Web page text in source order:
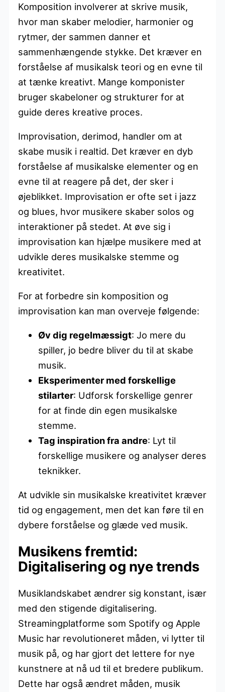
Komposition involverer at skrive musik,
hvor man skaber melodier, harmonier og
rytmer, der sammen danner et
sammenhængende stykke. Det kræver en
forståelse af musikalsk teori og en evne til
at tænke kreativt. Mange komponister
bruger skabeloner og strukturer for at
guide deres kreative proces.
Improvisation, derimod, handler om at
skabe musik i realtid. Det kræver en dyb
forståelse af musikalske elementer og en
evne til at reagere på det, der sker i
øjeblikket. Improvisation er ofte set i jazz
og blues, hvor musikere skaber solos og
interaktioner på stedet. At øve sig i
improvisation kan hjælpe musikere med at
udvikle deres musikalske stemme og
kreativitet.
For at forbedre sin komposition og
improvisation kan man overveje følgende:
Øv dig regelmæssigt: Jo mere du
spiller, jo bedre bliver du til at skabe
musik.
Eksperimenter med forskellige
stilarter: Udforsk forskellige genrer
for at finde din egen musikalske
stemme.
Tag inspiration fra andre: Lyt til
forskellige musikere og analyser deres
teknikker.
At udvikle sin musikalske kreativitet kræver
tid og engagement, men det kan føre til en
dybere forståelse og glæde ved musik.
Musikens fremtid:
Digitalisering og nye trends
Musiklandskabet ændrer sig konstant, især
med den stigende digitalisering.
Streamingplatforme som Spotify og Apple
Music har revolutioneret måden, vi lytter til
musik på, og har gjort det lettere for nye
kunstnere at nå ud til et bredere publikum.
Dette har også ændret måden, musik